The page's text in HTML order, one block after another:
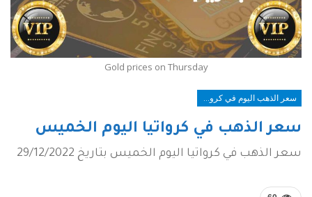
Gold prices on Thursday
سعر الذهب في كرواتيا اليوم الخميس
سعر الذهب في كرواتيا اليوم الخميس بتاريخ 29/12/2022